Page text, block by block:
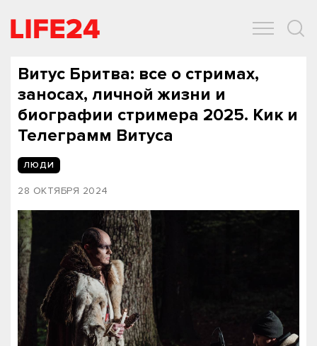
Витус Бритва: все о стримах,
заносах, личной жизни и
биографии стримера 2025. Кик и
Телеграмм Витуса
ЛЮДИ
28 ОКТЯБРЯ 2024